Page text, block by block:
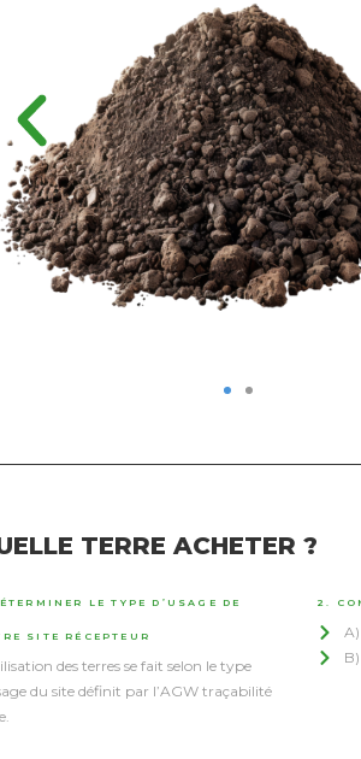
TERRE ACHETER ?
LE TYPE D’USAGE DE
SITE RÉCEPTEUR
des terres se fait selon le type
du site définit par l’AGW traçabilité
2.